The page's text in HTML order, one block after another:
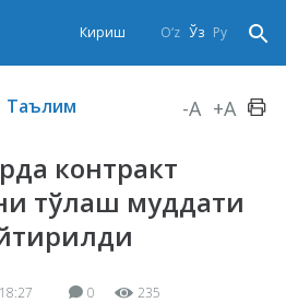
O‘z Ўз Ру
Кириш
Таълим -A +A
контракт
тўлаш муддати
0 235